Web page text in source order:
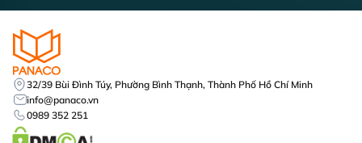
32/39 Bùi Đình Túy, Phường Bình Thạnh, Thành Phố Hồ Chí Minh
info@panaco.vn
0989 352 251